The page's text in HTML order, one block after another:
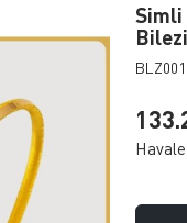
Simli